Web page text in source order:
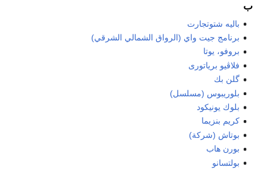
ب
باليه شتوتجارت
برنامج جيت واي (الرواق الشمالي الشرقي)
بروفو، يوتا
فلاڤيو برياتورى
گلن بك
بلوريبوس (مسلسل)
بلوك يونيكود
كريم بنزيما
بوتاش (شركة)
بورن هاب
بولتسانو